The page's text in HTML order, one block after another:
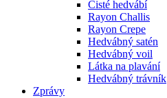
Čisté hedvábí
Rayon Challis
Rayon Crepe
Hedvábný satén
Hedvábný voil
Látka na plavání
Hedvábný trávník
Zprávy